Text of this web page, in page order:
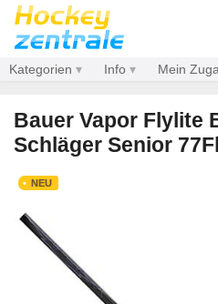
Kategorien Info Mein
Bauer Vapor Flylite
Schläger Senior
NEU